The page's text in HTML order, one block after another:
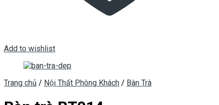
Add to wishlist
Trang chủ / Nội Thất Phòng Khách / Bàn Trà